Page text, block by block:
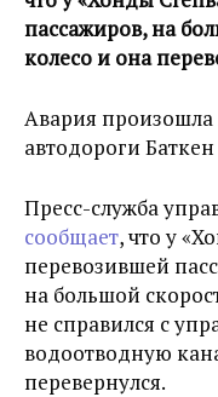
пассажиров, на
колесо и она
Авария
автодороги
Пресс-служба
сообщает, что у
перевозившей
на большой
не справился с
водоотводную
перевернулся.